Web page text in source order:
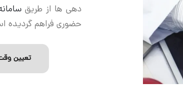
دهی ها از طریق
حضوری فراهم گردیده
تعیین